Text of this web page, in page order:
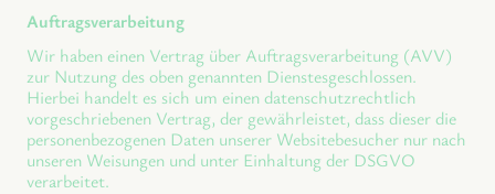
Auftragsverarbeitung
Wir haben einen Vertrag über Auftragsverarbeitung (AVV)
zur Nutzung des oben genannten Dienstesgeschlossen.
Hierbei handelt es sich um einen datenschutzrechtlich
vorgeschriebenen Vertrag, der gewährleistet, dass dieser die
personenbezogenen Daten unserer Websitebesucher nur nach
unseren Weisungen und unter Einhaltung der DSGVO
verarbeitet.